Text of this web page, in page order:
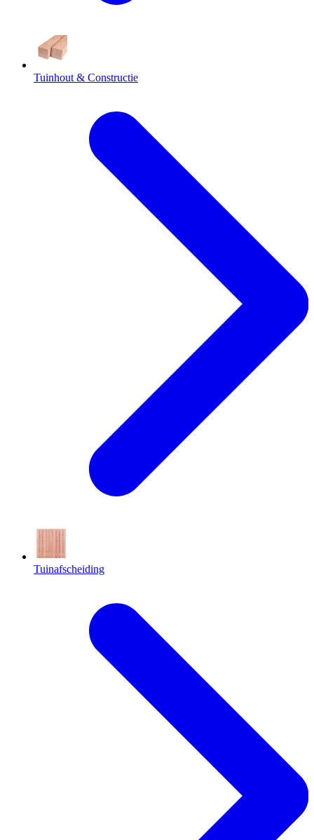
Tuinhout & Constructie
Tuinafscheiding